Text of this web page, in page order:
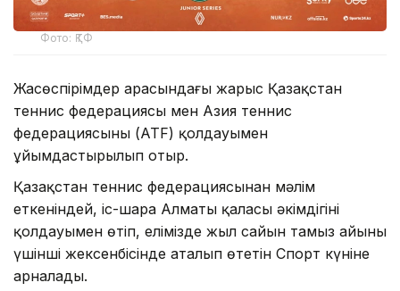
Фото: ҚТФ
Жасөспірімдер арасындағы жарыс Қазақстан
теннис федерациясы мен Азия теннис
федерациясының (ATF) қолдауымен
ұйымдастырылып отыр.
Қазақстан теннис федерациясынан мәлім
еткеніндей, іс-шара Алматы қаласы әкімдігінің
қолдауымен өтіп, елімізде жыл сайын тамыз айының
үшінші жексенбісінде аталып өтетін Спорт күніне
арналады.